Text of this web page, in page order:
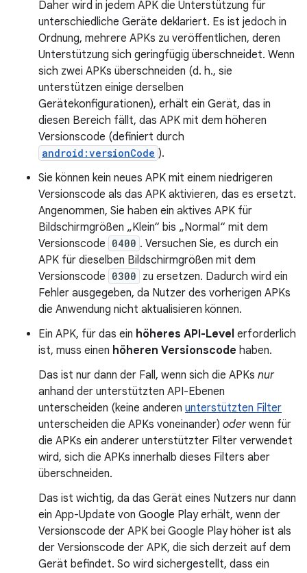
Daher wird in jedem APK die Unterstützung für
unterschiedliche Geräte deklariert. Es ist jedoch in
Ordnung, mehrere APKs zu veröffentlichen, deren
Unterstützung sich geringfügig überschneidet. Wenn
sich zwei APKs überschneiden (d. h., sie
unterstützen einige derselben
Gerätekonfigurationen), erhält ein Gerät, das in
diesen Bereich fällt, das APK mit dem höheren
Versionscode (definiert durch
android:versionCode ).
Sie können kein neues APK mit einem niedrigeren
Versionscode als das APK aktivieren, das es ersetzt.
Angenommen, Sie haben ein aktives APK für
Bildschirmgrößen „Klein“ bis „Normal“ mit dem
Versionscode 0400 . Versuchen Sie, es durch ein
APK für dieselben Bildschirmgrößen mit dem
Versionscode 0300 zu ersetzen. Dadurch wird ein
Fehler ausgegeben, da Nutzer des vorherigen APKs
die Anwendung nicht aktualisieren können.
Ein APK, für das ein höheres API-Level erforderlich
ist, muss einen höheren Versionscode haben.
Das ist nur dann der Fall, wenn sich die APKs nur
anhand der unterstützten API-Ebenen
unterscheiden (keine anderen unterstützten Filter
unterscheiden die APKs voneinander) oderwenn für
die APKs ein anderer unterstützter Filter verwendet
wird, sich die APKs innerhalb dieses Filters aber
überschneiden.
Das ist wichtig, da das Gerät eines Nutzers nur dann
ein App-Update von Google Play erhält, wenn der
Versionscode der APK bei Google Play höher ist als
der Versionscode der APK, die sich derzeit auf dem
Gerät befindet. So wird sichergestellt, dass ein